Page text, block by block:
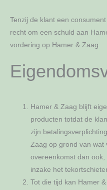
Tenzij de klant een
recht om een schuld aan
vordering op Hamer & Zaag.
Hamer & Zaag blijft
producten totdat de
zijn
Zaag op grond van wat
overeenkomst dan
inzake het
Tot die tijd kan Hamer